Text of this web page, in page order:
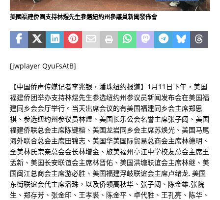
美國福建侨團支持林煜先生參選紐約州參議員新聞發佈會
[jwplayer QyuFsAtB]
【中国侨声传媒记者李兆银，潘珠纽约报道】1月11日下午，美国
福建侨团举办支持林煜先生参选纽约州参议员新闻发布会在美国福
建同乡会会厅举行。当天出席会议的有美国福建同乡会主席郑思
祺、参选纽约州参议员林煜、美国长乐公会名誉主席张子阔、美国
福建侨联总会主席陈键榕、美国龙岩同乡会主席苏焕光、美国马尾
海外联合总会主席田锦志、美国华美国际贸易总商会主席林德明、
全美林氏宗亲总会会长林增金、旅美福州亭江中学校友总会主席王
孟新、美国长安联谊会主席林晋佑、美国洪塘联谊会主席林继、美
国闽江总商会主席游必胜、美国福建浮岐联谊会主席卢绪龙, 美国
东街联谊会代主席潘珠，以及侨领高秋华、张子阔、陈金雄.张院
生、郑存芳、张金印、王孝裘、陈金平、卓代胜、王孔亮、陈华、